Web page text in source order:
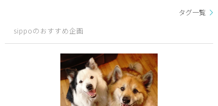
タグ一覧
sippoのおすすめ企画